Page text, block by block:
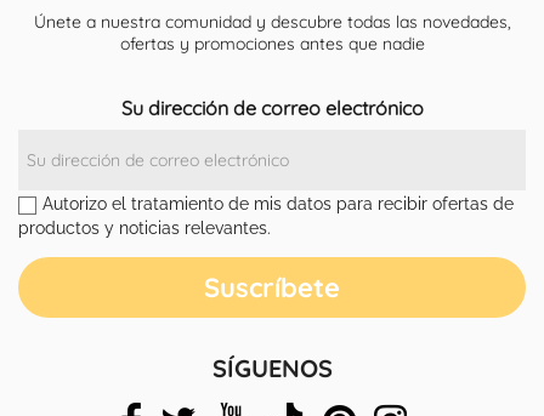
Únete a nuestra comunidad y descubre todas las novedades,
ofertas y promociones antes que nadie
Su dirección de correo electrónico
Autorizo el tratamiento de mis datos para recibir ofertas de
productos y noticias relevantes.
SÍGUENOS